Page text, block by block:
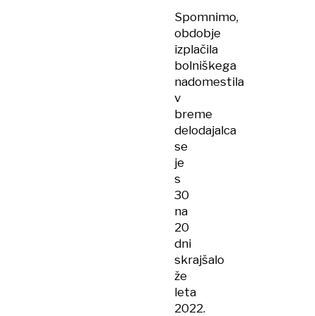
Spomnimo,
obdobje
izplačila
bolniškega
nadomestila
v
breme
delodajalca
se
je
s
30
na
20
dni
skrajšalo
že
leta
2022.